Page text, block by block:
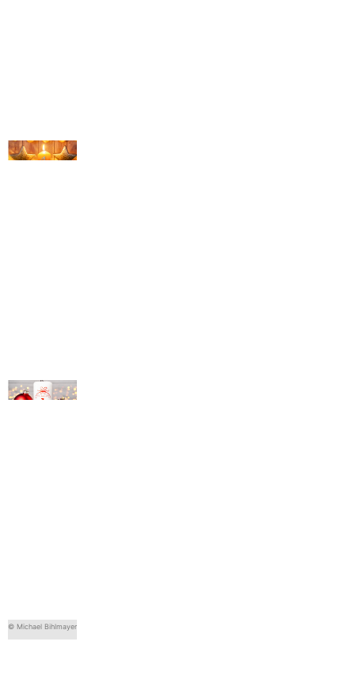
© Michael Bihlmayer
© Michael Bihlmayer
© Michael Bihlmayer